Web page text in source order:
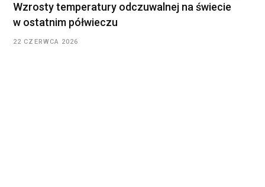
Wzrosty temperatury odczuwalnej na świecie
w ostatnim półwieczu
22 CZERWCA 2026